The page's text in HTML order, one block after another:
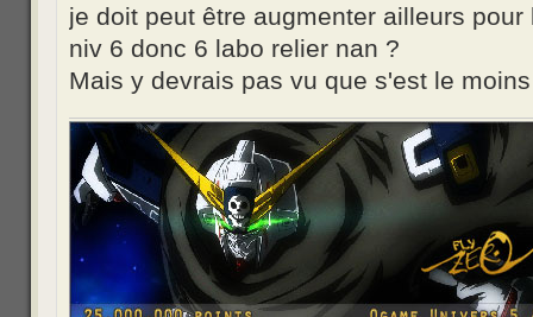
je doit peut être augmenter ailleurs
niv 6 donc 6 labo relier nan ?
Mais y devrais pas vu que s'est le